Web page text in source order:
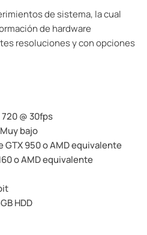
de sistema, la cual
de hardware
resoluciones y con opciones
@ 30fps
bajo
GTX 950 o AMD equivalente
o AMD equivalente
HDD